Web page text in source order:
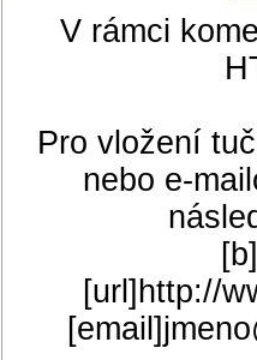
V rámci
Pro vložení
nebo e-
[url]http://